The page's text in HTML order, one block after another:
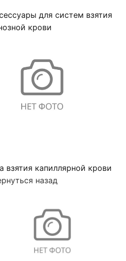
для систем взятия
крови
взятия капиллярной крови
назад